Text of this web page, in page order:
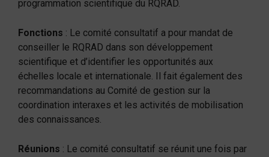
programmation scientifique du RQRAD.
Fonctions : Le comité consultatif a pour mandat de
conseiller le RQRAD dans son développement
scientifique et d’identifier les opportunités aux
échelles locale et internationale. Il fait également des
recommandations au Comité de gestion sur la
coordination interaxes et les activités de mobilisation
des connaissances.
Réunions : Le comité consultatif se réunit une fois par